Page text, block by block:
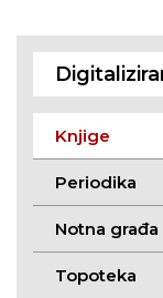
Hrvata
Knjige
Periodika
Notna građa
Topoteka